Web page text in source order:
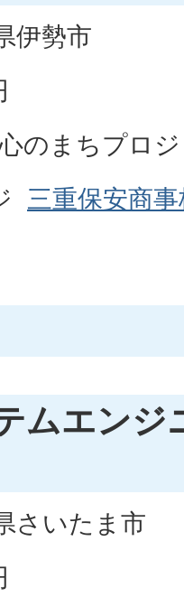
伊勢市
のまちプロ
三重保安商
ムエンジ
さいたま市